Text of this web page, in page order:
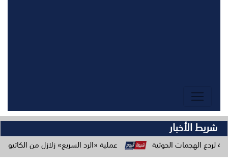
شريط الأخبار
الحوثية عملية «الرد السريع» زلازل من الكاتيوشا